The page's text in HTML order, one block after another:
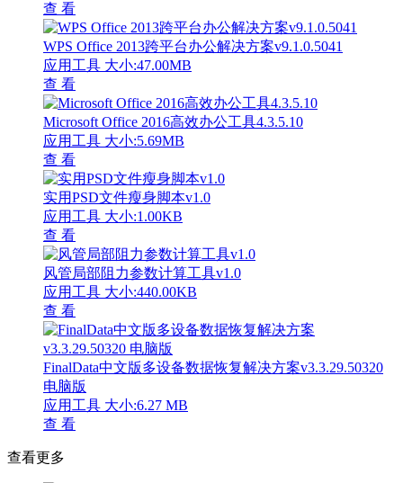
查 看
WPS Office 2013跨平台办公解决方案v9.1.0.5041
应用工具 大小:47.00MB
查 看
Microsoft Office 2016高效办公工具4.3.5.10
应用工具 大小:5.69MB
查 看
实用PSD文件瘦身脚本v1.0
应用工具 大小:1.00KB
查 看
风管局部阻力参数计算工具v1.0
应用工具 大小:440.00KB
查 看
FinalData中文版多设备数据恢复解决方案v3.3.29.50320
电脑版
应用工具 大小:6.27 MB
查 看
查看更多